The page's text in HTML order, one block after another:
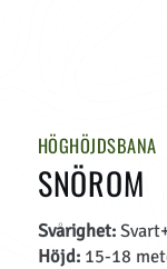
HÖGHÖJDSBANA
SNÖROM
Svårighet:
Höjd:15-18